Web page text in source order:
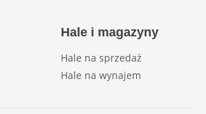
Hale i magazyny
Hale na sprzedaż
Hale na wynajem